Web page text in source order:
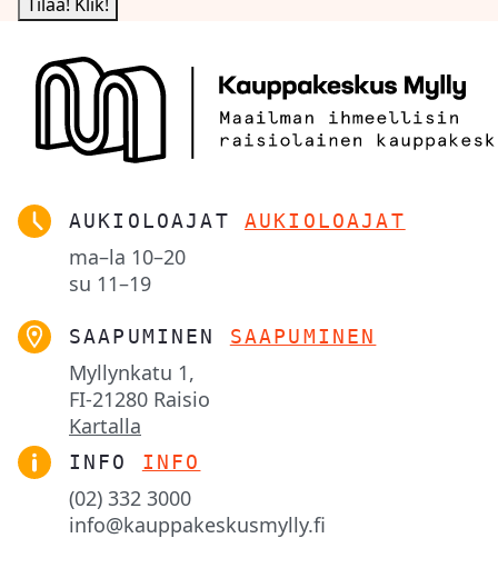
AUKIOLOAJAT AUKIOLOAJAT
ma–la 10–20
su 11–19
SAAPUMINEN SAAPUMINEN
Myllynkatu 1,
FI-21280 Raisio
Kartalla
INFO INFO
(02) 332 3000
info@kauppakeskusmylly.fi